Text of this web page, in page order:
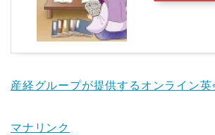
産経グループが提供するオンライン
マナリンク